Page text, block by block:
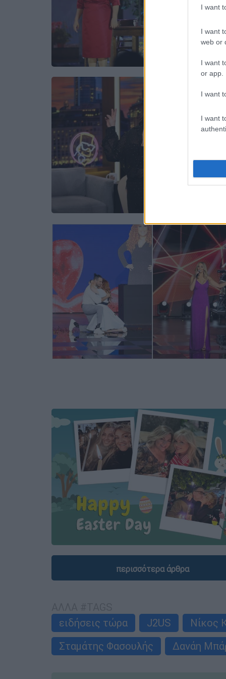
I want
I want
web or
I want
or app.
I want
I want
περισσότερα άρθρα
ειδήσεις τώρα
J2US
Νίκος
Σταμάτης Φασουλής
Δανάη